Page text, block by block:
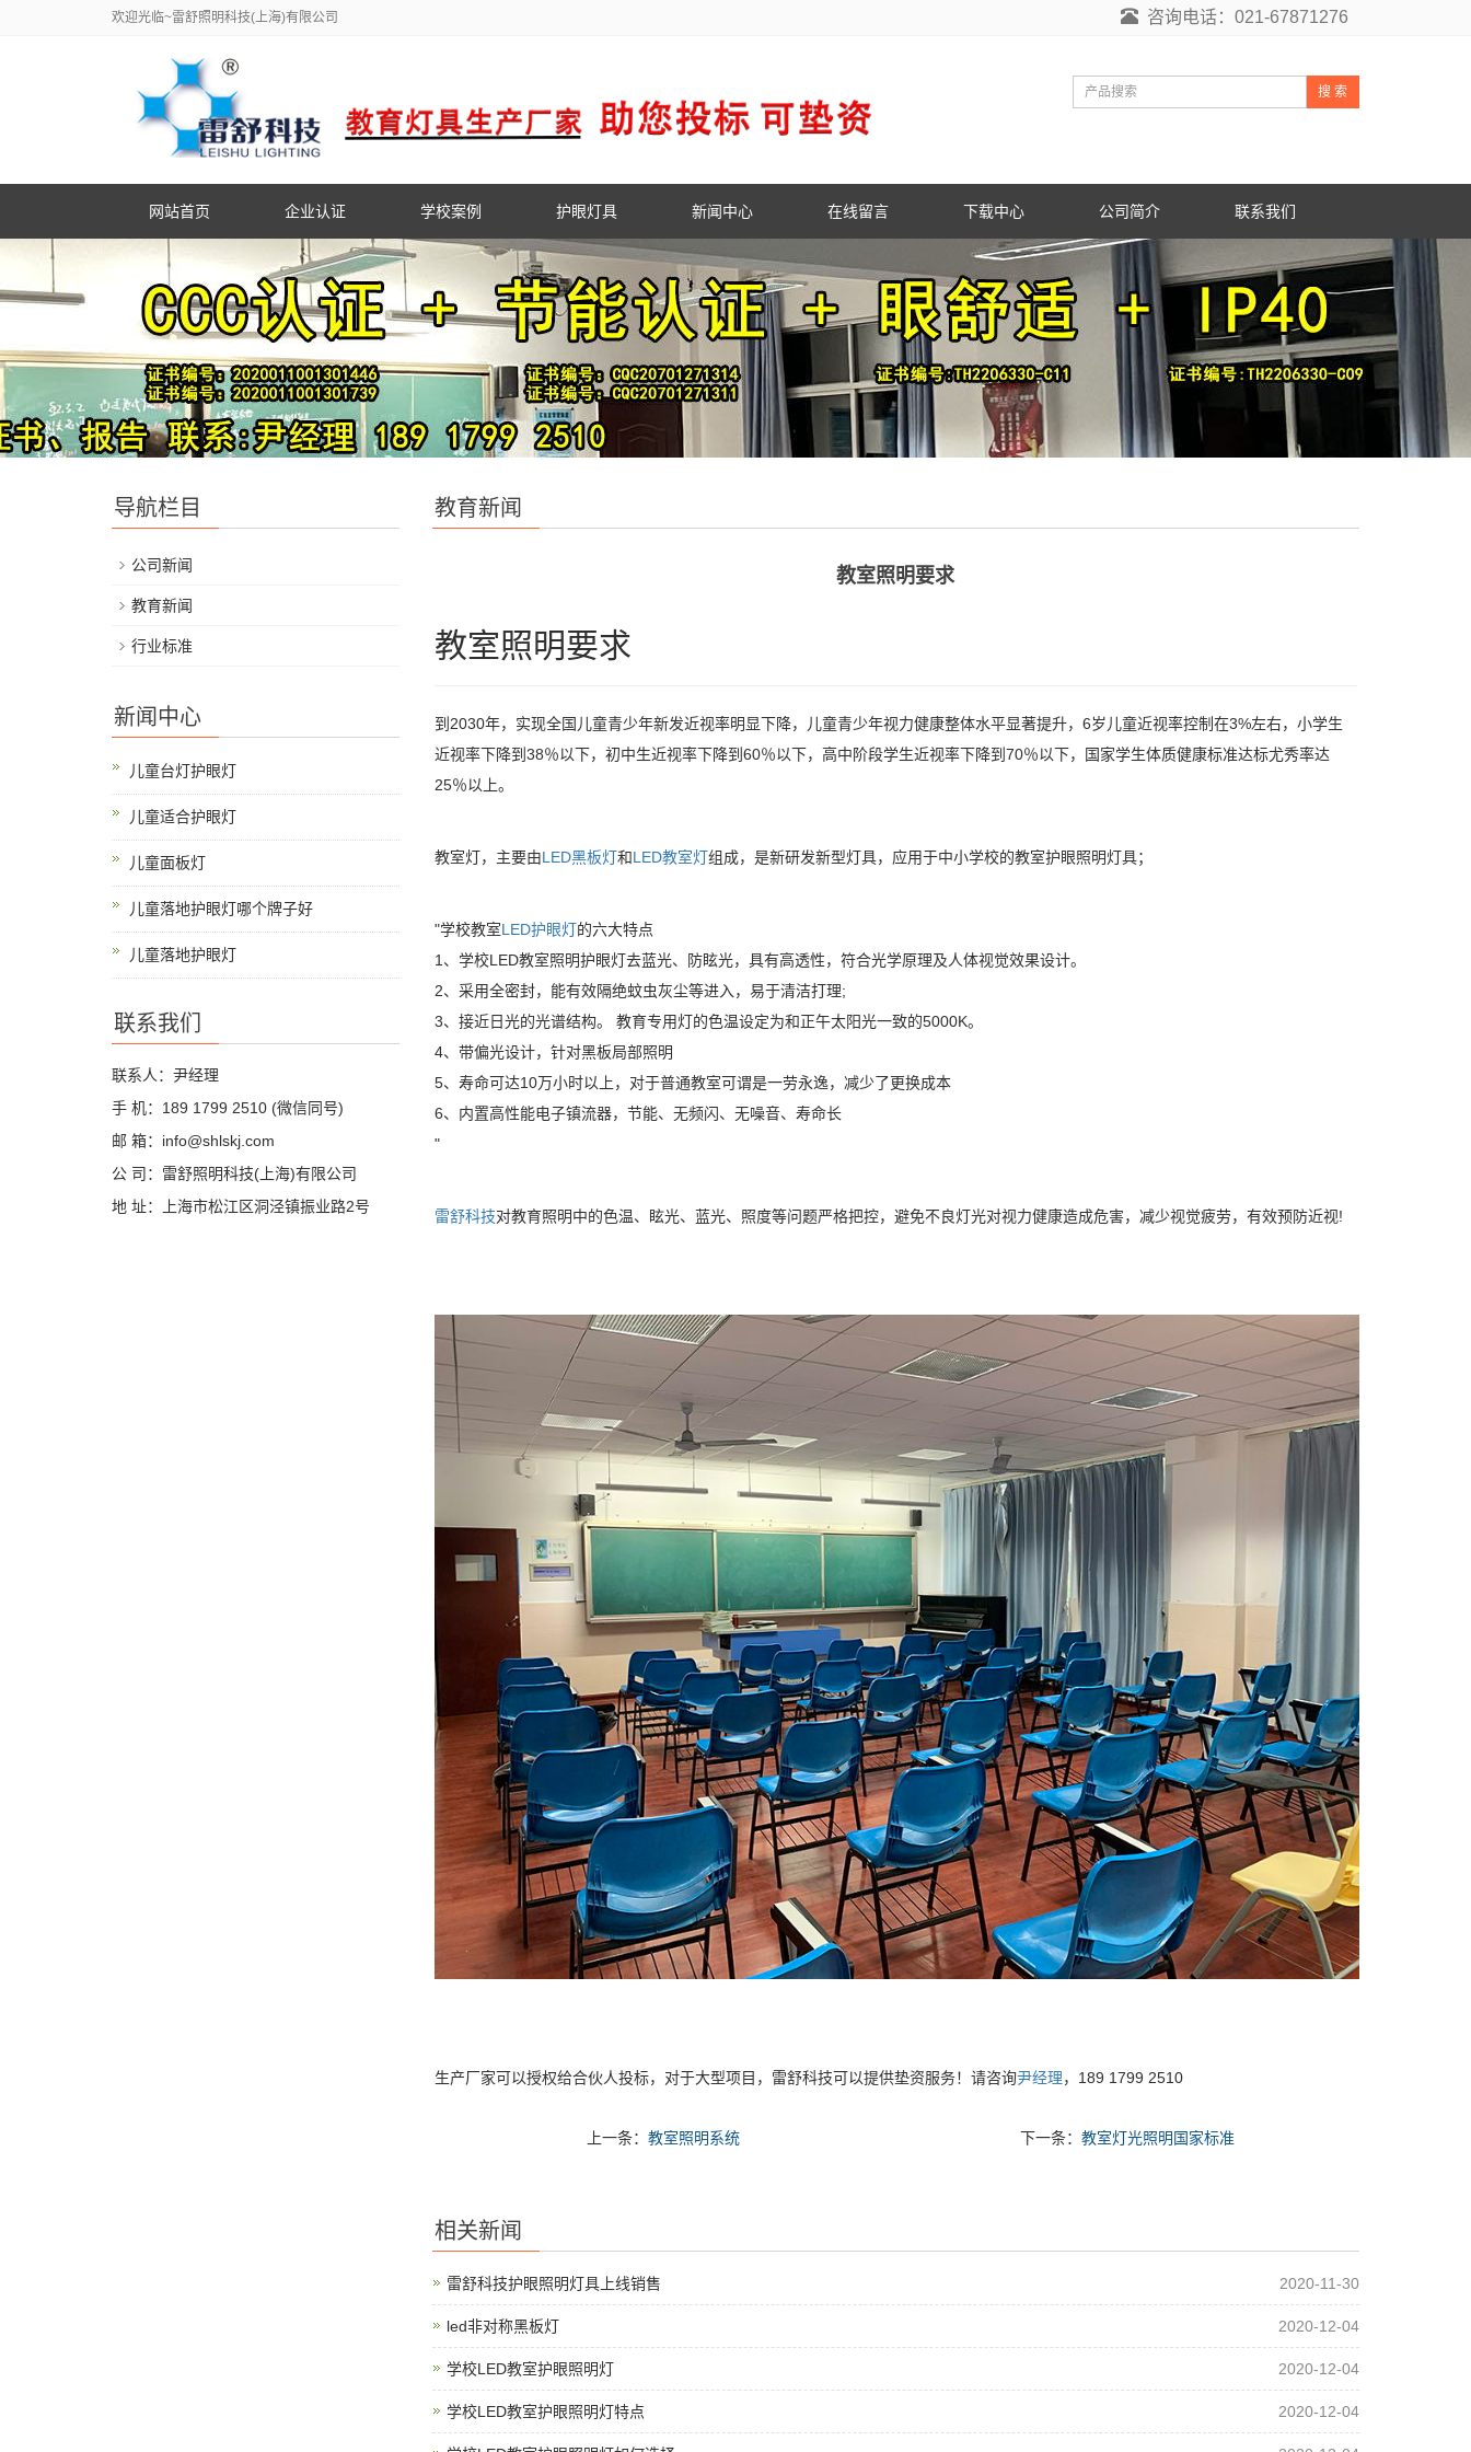
欢迎光临~雷舒照明科技(上海)有限公司 咨询电话：021-67871276
搜 索
网站首页 企业认证 学校案例 护眼灯具 新闻中心 在线留言 下载中心 公司简介 联系我们
教育新闻
教室照明要求
教室照明要求
到2030年，实现全国儿童青少年新发近视率明显下降，儿童青少年视力健康整体水平显著提升，6岁儿童近视率控制在3%左右，小学生
近视率下降到38％以下，初中生近视率下降到60％以下，高中阶段学生近视率下降到70％以下，国家学生体质健康标准达标尤秀率达
25％以上。
教室灯，主要由LED黑板灯和LED教室灯组成，是新研发新型灯具，应用于中小学校的教室护眼照明灯具；
"学校教室LED护眼灯的六大特点
1、学校LED教室照明护眼灯去蓝光、防眩光，具有高透性，符合光学原理及人体视觉效果设计。
2、采用全密封，能有效隔绝蚊虫灰尘等进入，易于清洁打理;
3、接近日光的光谱结构。 教育专用灯的色温设定为和正午太阳光一致的5000K。
4、带偏光设计，针对黑板局部照明
5、寿命可达10万小时以上，对于普通教室可谓是一劳永逸，减少了更换成本
6、内置高性能电子镇流器，节能、无频闪、无噪音、寿命长
"
雷舒科技对教育照明中的色温、眩光、蓝光、照度等问题严格把控，避免不良灯光对视力健康造成危害，减少视觉疲劳，有效预防近视!
生产厂家可以授权给合伙人投标，对于大型项目，雷舒科技可以提供垫资服务！请咨询尹经理，189 1799 2510
上一条：教室照明系统 下一条：教室灯光照明国家标准
相关新闻
雷舒科技护眼照明灯具上线销售 2020-11-30
led非对称黑板灯 2020-12-04
学校LED教室护眼照明灯 2020-12-04
学校LED教室护眼照明灯特点 2020-12-04
导航栏目
公司新闻
教育新闻
行业标准
新闻中心
儿童台灯护眼灯
儿童适合护眼灯
儿童面板灯
儿童落地护眼灯哪个牌子好
儿童落地护眼灯
联系我们
联系人：尹经理
手 机：189 1799 2510 (微信同号)
邮 箱：info@shlskj.com
公 司：雷舒照明科技(上海)有限公司
地 址：上海市松江区洞泾镇振业路2号